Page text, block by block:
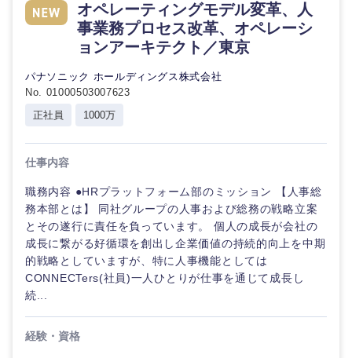
選択する
選択する
選択する
選択する
オペレーティングモデル変革、人
事業務プロセス改革、オペレーシ
ョンアーキテクト／東京
パナソニック ホールディングス株式会社
No. 01000503007623
正社員
1000万
仕事内容
職務内容 ●HRプラットフォーム部のミッション 【人事総
務本部とは】 同社グループの人事および総務の戦略立案
とその遂行に責任を負っています。 個人の成長が会社の
成長に繋がる好循環を創出し企業価値の持続的向上を中期
的戦略としていますが、特に人事機能としては
CONNECTers(社員)一人ひとりが仕事を通じて成長し
続...
経験・資格